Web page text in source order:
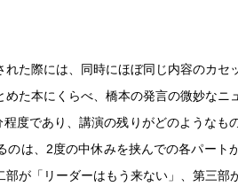
た際には、同時にほぼ同じ内容のカセ
た本にくらべ、橋本の発言の微妙なニ
度であり、講演の残りがどのようなも
のは、2度の中休みを挟んでの各パート
が「リーダーはもう来ない」、第三部